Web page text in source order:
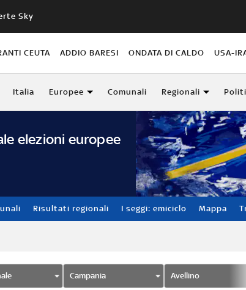
Sky
CEUTA ADDIO BARESI ONDATA DI CALDO USA-
Italia Europee Comunali Regionali
elezioni europee
Risultati regionali I seggi: emiciclo Mappa
Campania Avellino